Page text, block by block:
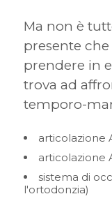
Ma non è
presente
prendere in
trova ad
temporo-
articolazione
articolazione
sistema di
l'ortodonzia)